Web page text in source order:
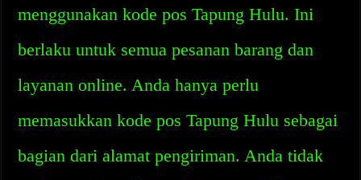
menggunakan kode pos Tapung Hulu. Ini
berlaku untuk semua pesanan barang dan
layanan online. Anda hanya perlu
memasukkan kode pos Tapung Hulu sebagai
bagian dari alamat pengiriman. Anda tidak